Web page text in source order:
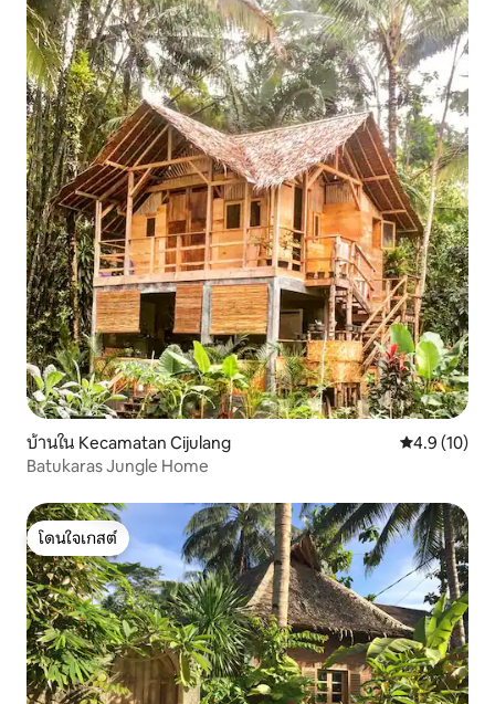
บ้านใน Kecamatan Cijulang คะแนนเฉลี่ย
4.9 (10)
Batukaras Jungle Home
โดนใจเกสต์
โดนใจเกสต์